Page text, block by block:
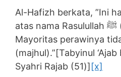
Al-Hafizh berkata, ”Ini
atas nama Rasulullah ﷺ (hadits maudhu’).
Mayoritas perawinya
(majhul).”[Tabyinul
Syahri Rajab (51)] [x]